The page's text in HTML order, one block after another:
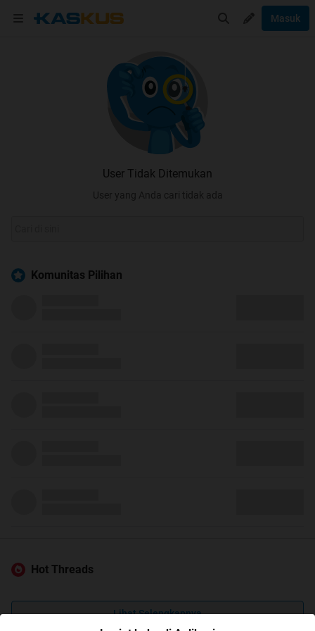
Masuk
User Tidak Ditemukan
User yang Anda cari tidak ada
Komunitas Pilihan
Hot Threads
Lihat Selengkapnya